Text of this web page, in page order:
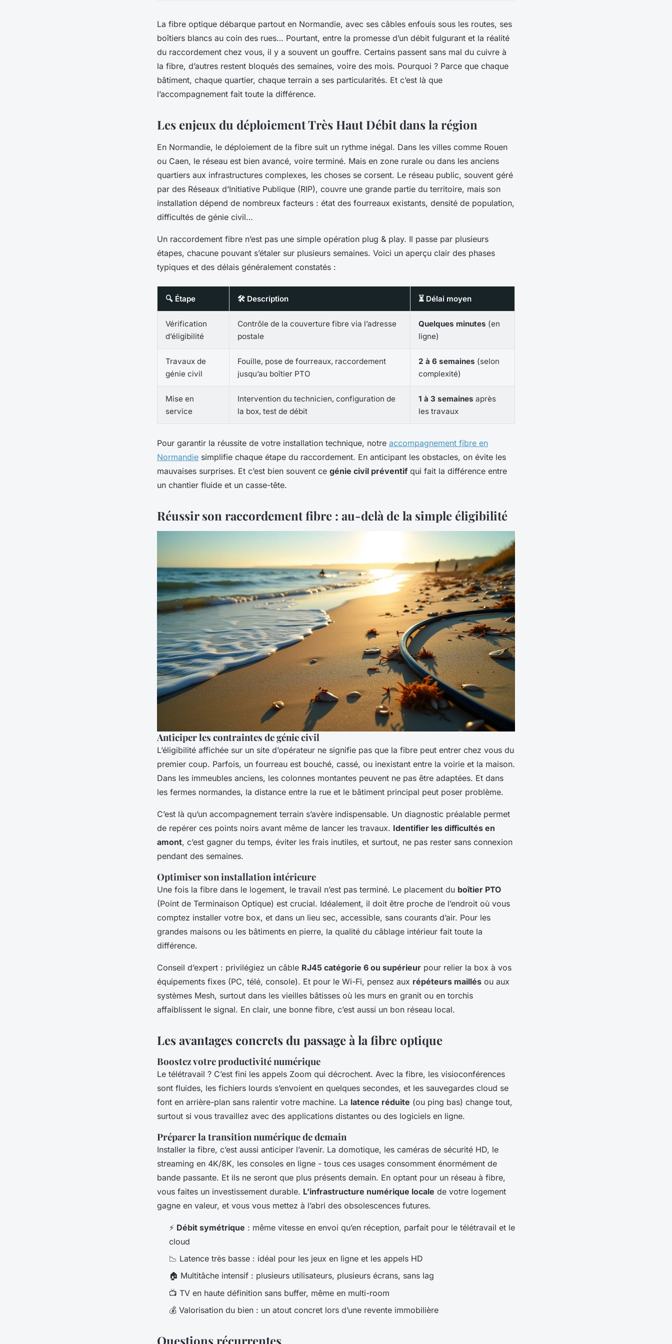
La fibre optique débarque partout en Normandie, avec ses câbles enfouis sous les routes, ses
boîtiers blancs au coin des rues… Pourtant, entre la promesse d’un débit fulgurant et la réalité
du raccordement chez vous, il y a souvent un gouffre. Certains passent sans mal du cuivre à
la fibre, d’autres restent bloqués des semaines, voire des mois. Pourquoi ? Parce que chaque
bâtiment, chaque quartier, chaque terrain a ses particularités. Et c’est là que
l’accompagnement fait toute la différence.
Les enjeux du déploiement Très Haut Débit dans la région
En Normandie, le déploiement de la fibre suit un rythme inégal. Dans les villes comme Rouen
ou Caen, le réseau est bien avancé, voire terminé. Mais en zone rurale ou dans les anciens
quartiers aux infrastructures complexes, les choses se corsent. Le réseau public, souvent géré
par des Réseaux d’Initiative Publique (RIP), couvre une grande partie du territoire, mais son
installation dépend de nombreux facteurs : état des fourreaux existants, densité de population,
difficultés de génie civil…
Un raccordement fibre n’est pas une simple opération plug & play. Il passe par plusieurs
étapes, chacune pouvant s’étaler sur plusieurs semaines. Voici un aperçu clair des phases
typiques et des délais généralement constatés :
🔍 Étape 🛠️ Description ⏳ Délai moyen
Vérification
d’éligibilité
Contrôle de la couverture fibre via l’adresse
postale
Quelques minutes (en
ligne)
Travaux de
génie civil
Fouille, pose de fourreaux, raccordement
jusqu’au boîtier PTO
2 à 6 semaines (selon
complexité)
Mise en
service
Intervention du technicien, configuration de
la box, test de débit
1 à 3 semaines après
les travaux
Pour garantir la réussite de votre installation technique, notre accompagnement fibre en
Normandie simplifie chaque étape du raccordement. En anticipant les obstacles, on évite les
mauvaises surprises. Et c’est bien souvent ce génie civil préventif qui fait la différence entre
un chantier fluide et un casse-tête.
Réussir son raccordement fibre : au-delà de la simple éligibilité
Anticiper les contraintes de génie civil
L’éligibilité affichée sur un site d’opérateur ne signifie pas que la fibre peut entrer chez vous du
premier coup. Parfois, un fourreau est bouché, cassé, ou inexistant entre la voirie et la maison.
Dans les immeubles anciens, les colonnes montantes peuvent ne pas être adaptées. Et dans
les fermes normandes, la distance entre la rue et le bâtiment principal peut poser problème.
C’est là qu’un accompagnement terrain s’avère indispensable. Un diagnostic préalable permet
de repérer ces points noirs avant même de lancer les travaux. Identifier les difficultés en
amont, c’est gagner du temps, éviter les frais inutiles, et surtout, ne pas rester sans connexion
pendant des semaines.
Optimiser son installation intérieure
Une fois la fibre dans le logement, le travail n’est pas terminé. Le placement du boîtier PTO
(Point de Terminaison Optique) est crucial. Idéalement, il doit être proche de l’endroit où vous
comptez installer votre box, et dans un lieu sec, accessible, sans courants d’air. Pour les
grandes maisons ou les bâtiments en pierre, la qualité du câblage intérieur fait toute la
différence.
Conseil d’expert : privilégiez un câble RJ45 catégorie 6 ou supérieur pour relier la box à vos
équipements fixes (PC, télé, console). Et pour le Wi-Fi, pensez aux répéteurs maillés ou aux
systèmes Mesh, surtout dans les vieilles bâtisses où les murs en granit ou en torchis
affaiblissent le signal. En clair, une bonne fibre, c’est aussi un bon réseau local.
Les avantages concrets du passage à la fibre optique
Boostez votre productivité numérique
Le télétravail ? C’est fini les appels Zoom qui décrochent. Avec la fibre, les visioconférences
sont fluides, les fichiers lourds s’envoient en quelques secondes, et les sauvegardes cloud se
font en arrière-plan sans ralentir votre machine. La latence réduite (ou ping bas) change tout,
surtout si vous travaillez avec des applications distantes ou des logiciels en ligne.
Préparer la transition numérique de demain
Installer la fibre, c’est aussi anticiper l’avenir. La domotique, les caméras de sécurité HD, le
streaming en 4K/8K, les consoles en ligne - tous ces usages consomment énormément de
bande passante. Et ils ne seront que plus présents demain. En optant pour un réseau à fibre,
vous faites un investissement durable. L’infrastructure numérique locale de votre logement
gagne en valeur, et vous vous mettez à l’abri des obsolescences futures.
⚡ Débit symétrique : même vitesse en envoi qu’en réception, parfait pour le télétravail et le
cloud
📉 Latence très basse : idéal pour les jeux en ligne et les appels HD
🏠 Multitâche intensif : plusieurs utilisateurs, plusieurs écrans, sans lag
📺 TV en haute définition sans buffer, même en multi-room
💰 Valorisation du bien : un atout concret lors d’une revente immobilière
Questions récurrentes